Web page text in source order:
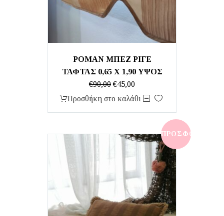
ΡΟΜΑΝ ΜΠΕΖ ΡΙΓΕ
ΤΑΦΤΑΣ 0,65 Χ 1,90 ΥΨΟΣ
€90,00 Original
price
€45,00Η
τρέχουσα
€45,00.
Προσθήκη στο καλάθι
ΠΡΟΣΦΟΡΆ!